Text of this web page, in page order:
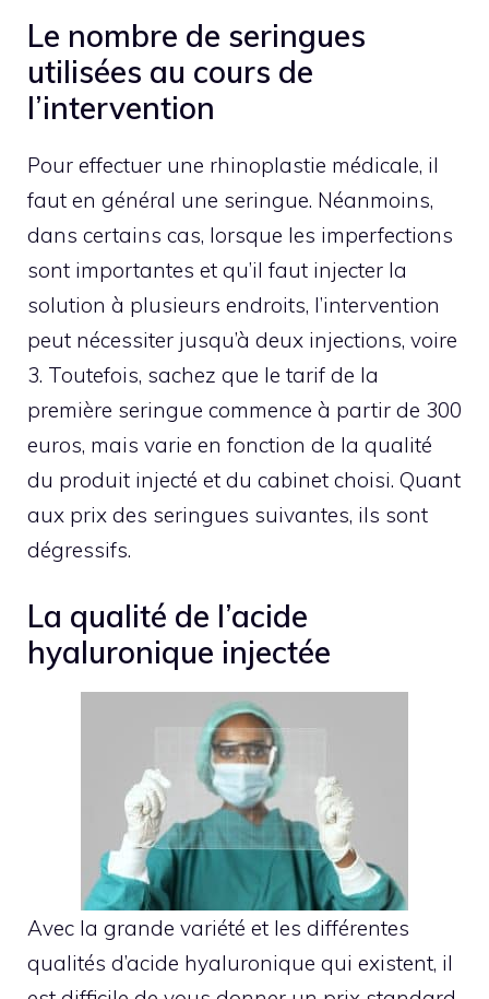
Le nombre de seringues
utilisées au cours de
l’intervention
Pour effectuer une rhinoplastie médicale, il
faut en général une seringue. Néanmoins,
dans certains cas, lorsque les imperfections
sont importantes et qu’il faut injecter la
solution à plusieurs endroits, l’intervention
peut nécessiter jusqu’à deux injections, voire
3. Toutefois, sachez que le tarif de la
première seringue commence à partir de 300
euros, mais varie en fonction de la qualité
du produit injecté et du cabinet choisi. Quant
aux prix des seringues suivantes, ils sont
dégressifs.
La qualité de l’acide
hyaluronique injectée
Avec la grande variété et les différentes
qualités d’acide hyaluronique qui existent, il